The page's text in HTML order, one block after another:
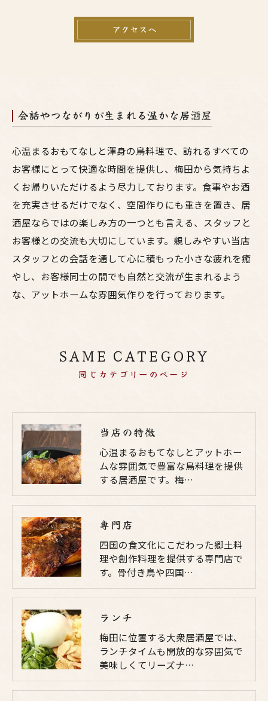
アクセスへ
会話やつながりが生まれる温かな居酒屋
心温まるおもてなしと渾身の鳥料理で、訪れるすべての
お客様にとって快適な時間を提供し、梅田から気持ちよ
くお帰りいただけるよう尽力しております。食事やお酒
を充実させるだけでなく、空間作りにも重きを置き、居
酒屋ならではの楽しみ方の一つとも言える、スタッフと
お客様との交流も大切にしています。親しみやすい当店
スタッフとの会話を通して心に積もった小さな疲れを癒
やし、お客様同士の間でも自然と交流が生まれるよう
な、アットホームな雰囲気作りを行っております。
同じカテゴリーのページ
SAME CATEGORY
当店の特徴
心温まるおもてなしとアットホー
ムな雰囲気で豊富な鳥料理を提供
する居酒屋です。梅…
専門店
四国の食文化にこだわった郷土料
理や創作料理を提供する専門店で
す。骨付き鳥や四国…
ランチ
梅田に位置する大衆居酒屋では、
ランチタイムも開放的な雰囲気で
美味しくてリーズナ…